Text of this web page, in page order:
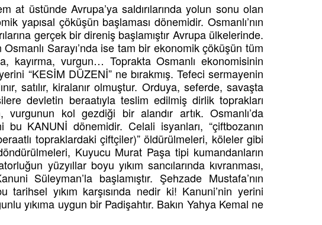
at üstünde Avrupa’ya saldırılarında yolun sonu olan
yapısal çöküşün başlaması dönemidir. Osmanlı’nın
gerçek bir direniş başlamıştır Avrupa ülkelerinde.
Osmanlı Sarayı’nda ise tam bir ekonomik çöküşün tüm
kayırma, vurgun… Toprakta Osmanlı ekonomisinin
“KESİM DÜZENİ” ne bırakmış. Tefeci sermayenin
satılır, kiralanır olmuştur. Orduya, seferde, savaşta
devletin beraatıyla teslim edilmiş dirlik toprakları
vurgunun kol gezdiği bir alandır artık. Osmanlı’da
KANUNİ dönemidir. Celali isyanları, “çiftbozanın
topraklardaki çiftçiler)” öldürülmeleri, köleler gibi
Kuyucu Murat Paşa tipi kumandanların
yüzyıllar boyu yıkım sancılarında kıvranması,
Süleyman’la başlamıştır. Şehzade Mustafa’nın
yıkım karşısında nedir ki! Kanuni’nin yerini
yıkıma uygun bir Padişahtır. Bakın Yahya Kemal ne